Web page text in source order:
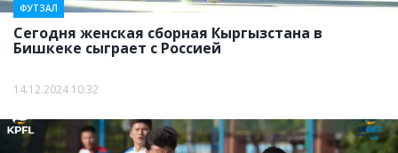
Сегодня женская сборная Кыргызстана в
Бишкеке сыграет с Россией
ФУТЗАЛ
14.12.2024 10:32